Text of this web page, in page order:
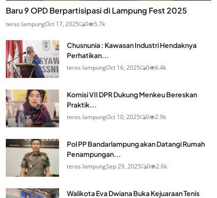
Baru 9 OPD Berpartisipasi di Lampung Fest 2025
teras lampungOct 17, 2025 0 5.7k
Chusnunia : Kawasan Industri Hendaknya
Perhatikan...
teras lampungOct 16, 2025 0 6.4k
Komisi VII DPR Dukung Menkeu Bereskan
Praktik...
teras lampungOct 10, 2025 0 2.9k
Pol PP Bandarlampung akan Datangi Rumah
Penampungan...
teras lampungSep 29, 2025 0 2.6k
Walikota Eva Dwiana Buka Kejuaraan Tenis